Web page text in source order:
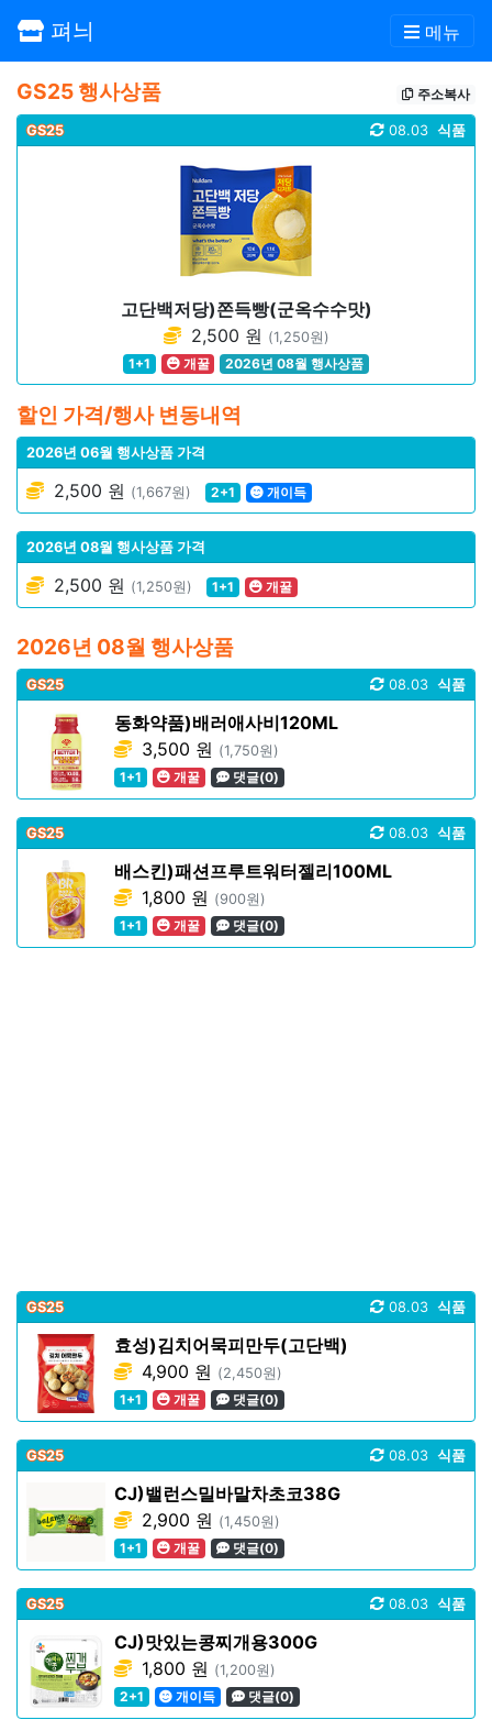
펴늬 메뉴
GS25 행사상품 주소복사
GS25 식품
08.03
고단백저당)쫀득빵(군옥수수맛)
2,500 원 (1,250원)
1+1
개꿀 2026년 08월 행사상품
할인 가격/행사 변동내역
2026년 06월 행사상품 가격
2,500 원 (1,667원) 2+1 개이득
2026년 08월 행사상품 가격
2,500 원 (1,250원) 1+1 개꿀
2026년 08월 행사상품
GS25 식품
08.03
동화약품)배러애사비120ML
3,500 원 (1,750원)
1+1
개꿀 댓글(0)
GS25 식품
08.03
배스킨)패션프루트워터젤리100ML
1,800 원 (900원)
1+1
개꿀 댓글(0)
GS25 식품
08.03
효성)김치어묵피만두(고단백)
4,900 원 (2,450원)
1+1
개꿀 댓글(0)
GS25 식품
08.03
CJ)밸런스밀바말차초코38G
2,900 원 (1,450원)
1+1
개꿀 댓글(0)
GS25 식품
08.03
CJ)맛있는콩찌개용300G
1,800 원 (1,200원)
2+1
개이득 댓글(0)